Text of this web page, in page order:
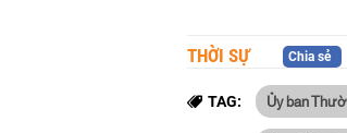
THỜI SỰ Chia sẻ
TAG: Ủy ban